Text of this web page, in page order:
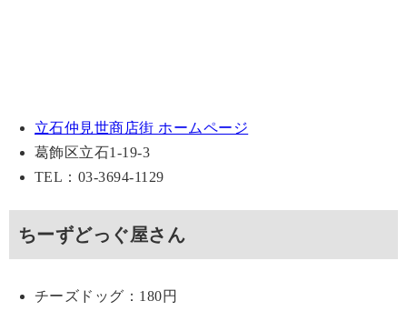
立石仲見世商店街 ホームページ
葛飾区立石1-19-3
TEL：03-3694-1129
ちーずどっぐ屋さん
チーズドッグ：180円